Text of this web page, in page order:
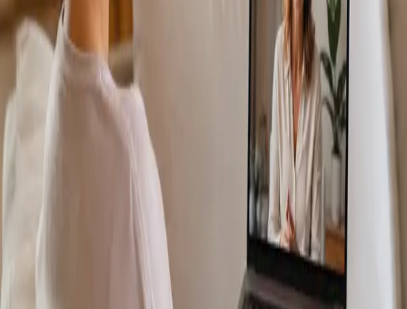
Consulta Online Flebologia y Linfologia
From
€150
Duration
Consulta Online Flebologia y Linfologia
Reservar cita
Dermatología Especialista